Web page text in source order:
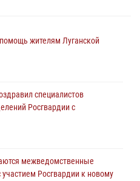
жителям Луганской
специалистов
Росгвардии с
межведомственные
Росгвардии к новому